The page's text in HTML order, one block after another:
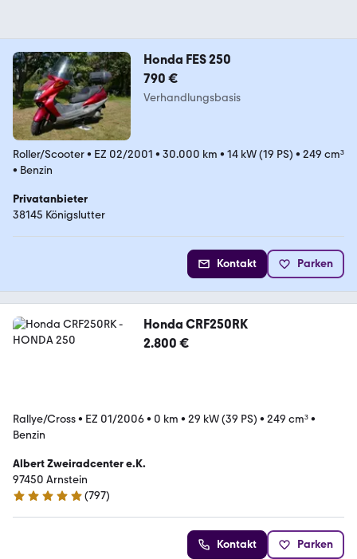
Honda FES 250
790 €
Verhandlungsbasis
Roller/Scooter• EZ 02/2001 • 30.000 km • 14 kW (19 PS) • 249 cm³
• Benzin
Privatanbieter
38145 Königslutter
Kontakt Parken
Honda CRF250RK
2.800 €
Rallye/Cross• EZ 01/2006• 0 km • 29 kW (39 PS) • 249 cm³•
Benzin
Albert Zweiradcenter e.K.
97450 Arnstein
4.8 Sterne
(797)
Kontakt Parken